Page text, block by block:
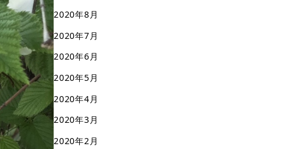
2020年8月
2020年7月
2020年6月
2020年5月
2020年4月
2020年3月
2020年2月